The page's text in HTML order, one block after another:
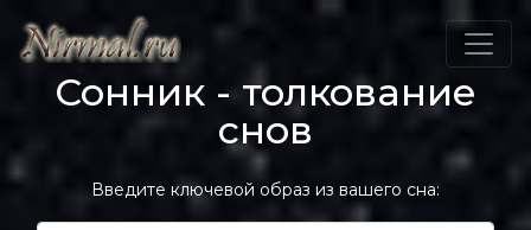
Сонник - толкование
снов
Введите ключевой образ из вашего сна: